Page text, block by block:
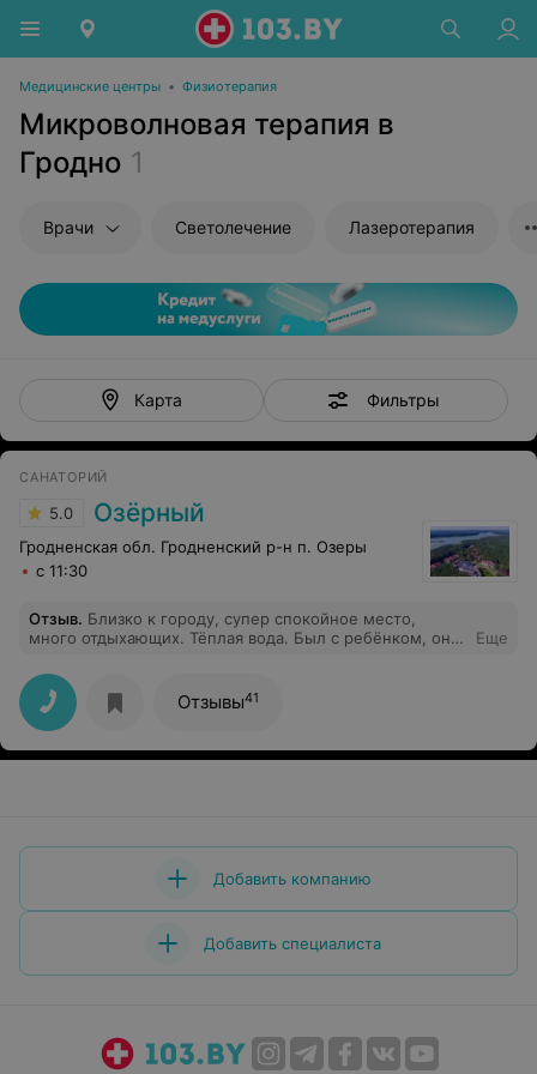
Медицинские центры • Физиотерапия
Микроволновая терапия в
Гродно 1
Врачи Светолечение Лазеротерапия
Карта Фильтры
САНАТОРИЙ
5.0 Озёрный
Гродненская обл. Гродненский р-н п. Озеры
с 11:30
Отзыв. Близко к городу, супер спокойное место,
много отдыхающих. Тёплая вода. Был с ребёнком, он
Еще
Отзывы41
Добавить компанию
Добавить специалиста